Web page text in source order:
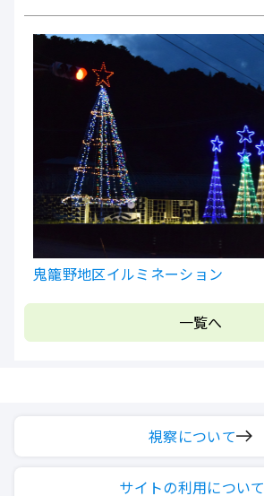
鬼籠野地区イルミネーション
一覧へ
視察について
サイトの利用について